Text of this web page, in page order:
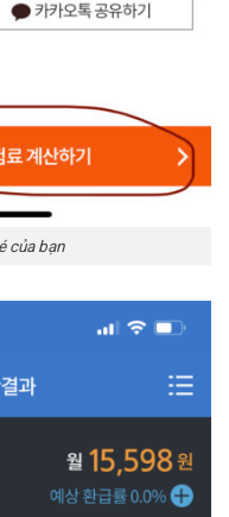
của bạn